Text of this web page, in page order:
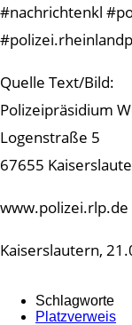
#nachrichtenkl
Quelle Text/Bild:
Polizeipräsidium
Logenstraße 5
67655
www.polizei.rlp.de
Kaiserslautern,
Schlagworte
Platzverweis